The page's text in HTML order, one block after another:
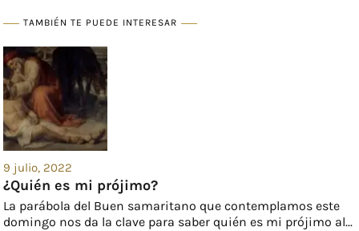
TAMBIÉN TE PUEDE INTERESAR
9 julio, 2022
¿Quién es mi prójimo?
La parábola del Buen samaritano que contemplamos este
domingo nos da la clave para saber quién es mi prójimo al...